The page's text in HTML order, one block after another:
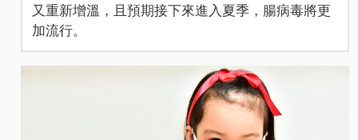
又重新增溫，且預期接下來進入夏季，腸病毒將更
加流行。